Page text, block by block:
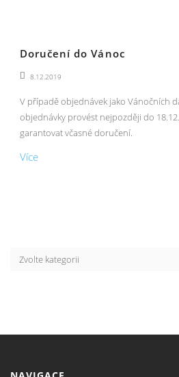
Doručení do Vánoc
8.12.2019
V případě objednávek jako Vánočních
objednávky provést nejpozději do
garantovat včasné doručení.
Více